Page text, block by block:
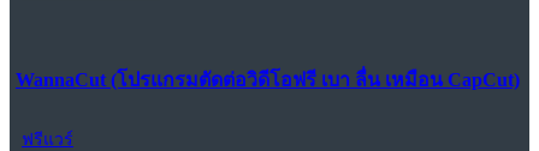
WannaCut (โปรแกรมตัดต่อวิดีโอฟรี เบา ลื่น เหมือน CapCut)
ฟรีแวร์